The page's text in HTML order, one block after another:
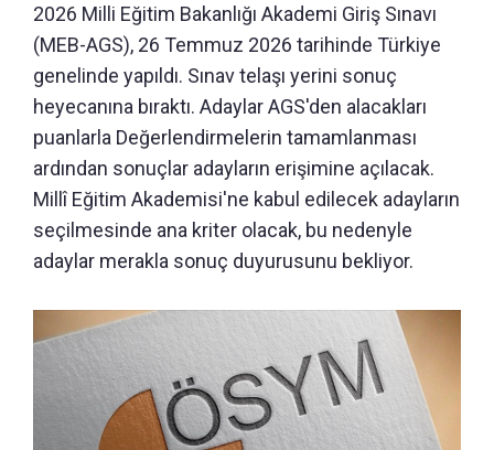
2026 Milli Eğitim Bakanlığı Akademi Giriş Sınavı
(MEB-AGS), 26 Temmuz 2026 tarihinde Türkiye
genelinde yapıldı. Sınav telaşı yerini sonuç
heyecanına bıraktı. Adaylar AGS'den alacakları
puanlarla Değerlendirmelerin tamamlanması
ardından sonuçlar adayların erişimine açılacak.
Millî Eğitim Akademisi'ne kabul edilecek adayların
seçilmesinde ana kriter olacak, bu nedenyle
adaylar merakla sonuç duyurusunu bekliyor.